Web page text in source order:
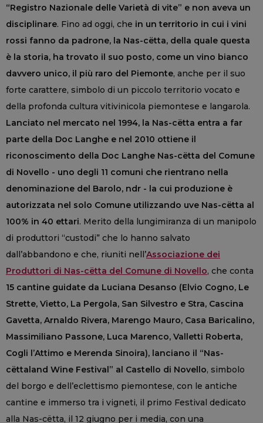
“Registro Nazionale delle Varietà di vite” e non aveva un
disciplinare. Fino ad oggi, che in un territorio in cui i vini
rossi fanno da padrone, la Nas-cëtta, della quale questa
è la storia, ha trovato il suo posto, come un vino bianco
davvero unico, il più raro del Piemonte, anche per il suo
forte carattere, simbolo di un piccolo territorio vocato e
della profonda cultura vitivinicola piemontese e langarola.
Lanciato nel mercato nel 1994, la Nas-cëtta entra a far
parte della Doc Langhe e nel 2010 ottiene il
riconoscimento della Doc Langhe Nas-cëtta del Comune
di Novello - uno degli 11 comuni che rientrano nella
denominazione del Barolo, ndr - la cui produzione è
autorizzata nel solo Comune utilizzando uve Nas-cëtta al
100% in 40 ettari. Merito della lungimiranza di un manipolo
di produttori “custodi” che lo hanno salvato
dall’abbandono e che, riuniti nell’Associazione dei
Produttori di Nas-cëtta del Comune di Novello, che conta
15 cantine guidate da Luciana Desanso (Elvio Cogno, Le
Strette, Vietto, La Pergola, San Silvestro e Stra, Cascina
Gavetta, Arnaldo Rivera, Marengo Mauro, Casa Baricalino,
Massimiliano Passone, Luca Marenco, Valletti Roberta,
Cogli l’Attimo e Merenda Sinoira), lanciano il “Nas-
cëttaland Wine Festival” al Castello di Novello, simbolo
del borgo e dell’eclettismo piemontese, con le antiche
cantine e immerso tra i vigneti, il primo Festival dedicato
alla Nas-cëtta, il 12 giugno per i media, con una